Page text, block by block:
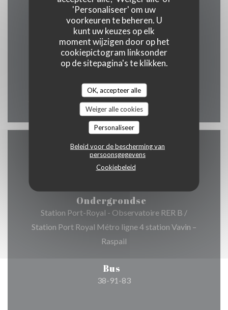
'Personaliseer' om uw
voorkeuren te beheren. U
kunt uw keuzes op elk
moment wijzigen door op het
cookiepictogram linksonder
op de sitepagina's te klikken.
OK, accepteer alle
Weiger alle cookies
Personaliseer
Beleid voor de bescherming van
persoonsgegevens
Cookiebeleid
Openingstijden
12:00 - 00:00
Toegang
Ondergrondse
Station Port-Royal - Observatoire RER B /
Station Port Royal Métro ligne 4 station Vavin –
Raspail
Bus
38-91-83